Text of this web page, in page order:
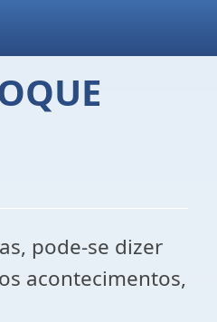
pode-se dizer
acontecimentos,